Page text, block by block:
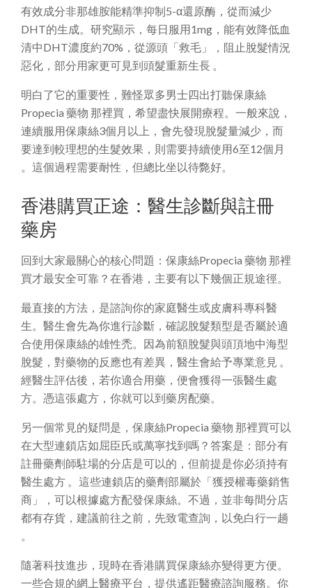
有效成分非那雄胺能精準抑制5-α還原酶，從而減少
DHT的生成。研究顯示，每日服用1mg，能有效降低血
清中DHT濃度約70%，從源頭「救毛」，阻止脫髮情況
惡化，部分用家更可見到頭髮重新生長 。
明白了它的重要性，難怪眾多男士四出打聽保康絲
Propecia 藥物 那裡買，希望盡快展開療程。一般來說，
連續服用保康絲3個月以上，會先發現脫髮量減少，而
要達到較理想的生髮效果，則需要持續使用6至12個月
。這個過程需要耐性，但總比坐以待斃好。
香港購買正途：醫生診斷與註冊
藥房
回到大家最關心的核心問題：保康絲Propecia 藥物 那裡
買才最安全可靠？在香港，主要有以下幾個正規途徑。
最直接的方法，是諮詢你的家庭醫生或皮膚科專科醫
生。醫生會先為你進行診斷，確認脫髮類型是否屬於適
合使用保康絲的雄性禿。因為前額脫髮與頭頂地中海型
脫髮，對藥物的反應也有差異，醫生會給予專業意見 。
經醫生評估後，若你適合用藥，便會獲得一張醫生處
方。憑這張處方，你就可以到藥房配藥。
另一個常見的疑問是，保康絲Propecia 藥物 那裡買可以
在大型連鎖店如屈臣氏或萬寧找到嗎？答案是：部分有
註冊藥劑師駐場的分店是可以的，但前提是你必須持有
醫生處方 。這些連鎖店的藥劑部屬於「獲授權毒藥銷售
商」，可以根據處方配發保康絲。不過，並非每間分店
都有存貨，建議前往之前，先致電查詢，以免白行一趟
隨著科技進步，現時在香港購買保康絲亦變得更方便。
一些合規的網上醫療平台，提供遙距醫療諮詢服務。你